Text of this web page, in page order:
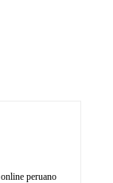
peruano